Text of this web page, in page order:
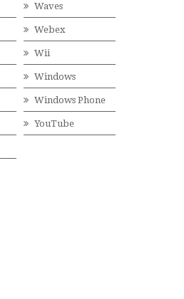
Waves
Webex
Wii
Windows
Windows Phone
YouTube